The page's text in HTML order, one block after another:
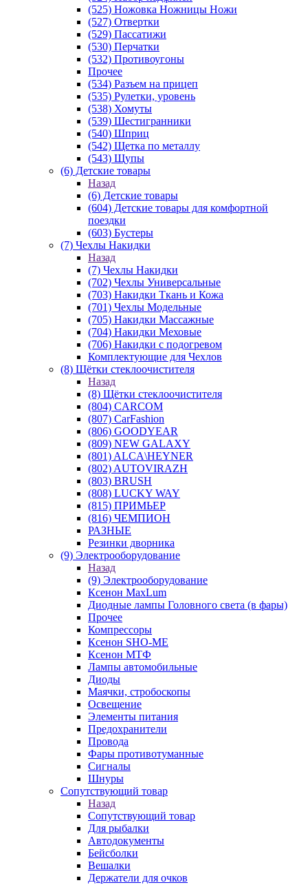
(525) Ножовка Ножницы Ножи
(527) Отвертки
(529) Пассатижи
(530) Перчатки
(532) Противоугоны
Прочее
(534) Разъем на прицеп
(535) Рулетки, уровень
(538) Хомуты
(539) Шестигранники
(540) Шприц
(542) Щетка по металлу
(543) Щупы
(6) Детские товары
Назад
(6) Детские товары
(604) Детские товары для комфортной
поездки
(603) Бустеры
(7) Чехлы Накидки
Назад
(7) Чехлы Накидки
(702) Чехлы Универсальные
(703) Накидки Ткань и Кожа
(701) Чехлы Модельные
(705) Накидки Массажные
(704) Накидки Меховые
(706) Накидки с подогревом
Комплектующие для Чехлов
(8) Щётки стеклоочистителя
Назад
(8) Щётки стеклоочистителя
(804) CARCOM
(807) CarFashion
(806) GOODYEAR
(809) NEW GALAXY
(801) ALCA\HEYNER
(802) AUTOVIRAZH
(803) BRUSH
(808) LUCKY WAY
(815) ПРИМЬЕР
(816) ЧЕМПИОН
РАЗНЫЕ
Резинки дворника
(9) Электрооборудование
Назад
(9) Электрооборудование
Ксенон MaxLum
Диодные лампы Головного света (в фары)
Прочее
Компрессоры
Ксенон SHO-ME
Ксенон МТФ
Лампы автомобильные
Диоды
Маячки, стробоскопы
Освещение
Элементы питания
Предохранители
Провода
Фары противотуманные
Сигналы
Шнуры
Сопутствующий товар
Назад
Сопутствующий товар
Для рыбалки
Автодокументы
Бейсболки
Вешалки
Держатели для очков